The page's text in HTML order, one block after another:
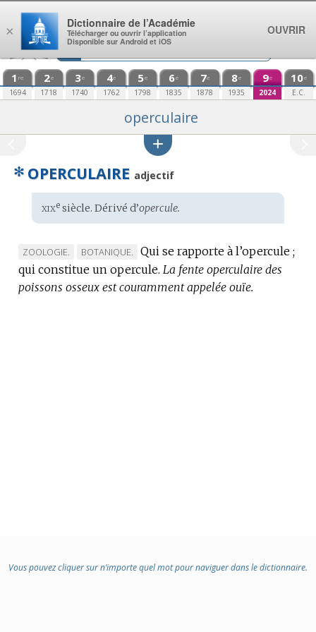
Aller au contenu
1 re
1694
2e
1718
3e
1740
4e
1762
5e
1798
6e
1835
7e
1878
8e
1935
9e
2024
10e
E.C.
operculaire
✻ OPERCULAIRE adjectif
Étymologie
:
xixesiècle. Dérivé d’opercule.
MARQUE
DE
DOMAINE
ZOOLOGIE.
MARQUE
DE
DOMAINE
BOTANIQUE.
Qui se rapporte à l’opercule ;
qui constitue un opercule. La fente operculaire des
poissons osseux est couramment appelée ouïe.
Vous pouvez cliquer sur n’importe quel mot pour naviguer dans le dictionnaire.
×
Dictionnaire de l’Académie
Télécharger ou ouvrir l’application
Disponible sur Android et iOS
OUVRIR